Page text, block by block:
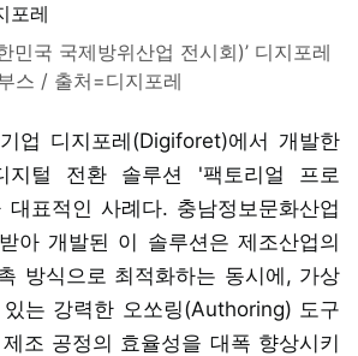
민국 국제방위산업 전시회)’ 디지포레
스 / 출처=디지포레
업 디지포레(Digiforet)에서 개발한
지털 전환 솔루션 '팩토리얼 프로
표적인 사례다. 충남정보문화산업
아 개발된 이 솔루션은 제조산업의
방식으로 최적화하는 동시에, 가상
는 강력한 오쏘링(Authoring) 도구
조 공정의 효율성을 대폭 향상시키